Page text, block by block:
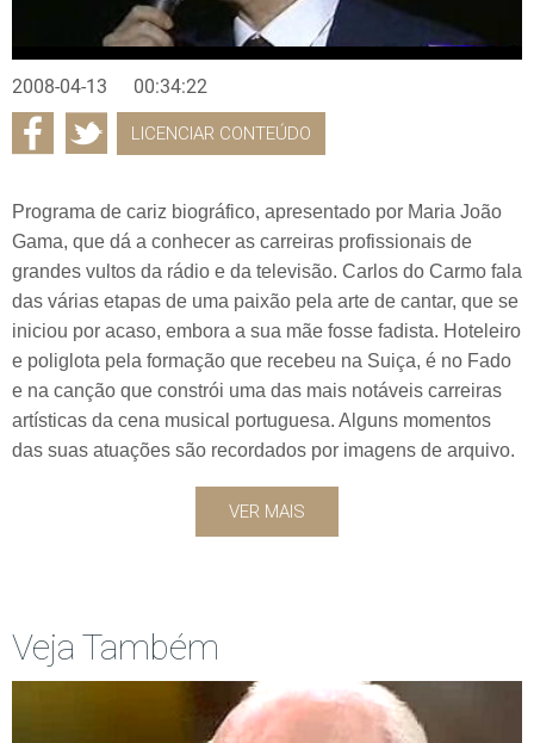
2008-04-13 00:34:22
LICENCIAR CONTEÚDO
Programa de cariz biográfico, apresentado por Maria João
Gama, que dá a conhecer as carreiras profissionais de
grandes vultos da rádio e da televisão. Carlos do Carmo fala
das várias etapas de uma paixão pela arte de cantar, que se
iniciou por acaso, embora a sua mãe fosse fadista. Hoteleiro
e poliglota pela formação que recebeu na Suiça, é no Fado
e na canção que constrói uma das mais notáveis carreiras
artísticas da cena musical portuguesa. Alguns momentos
das suas atuações são recordados por imagens de arquivo.
VER MAIS
Veja Também